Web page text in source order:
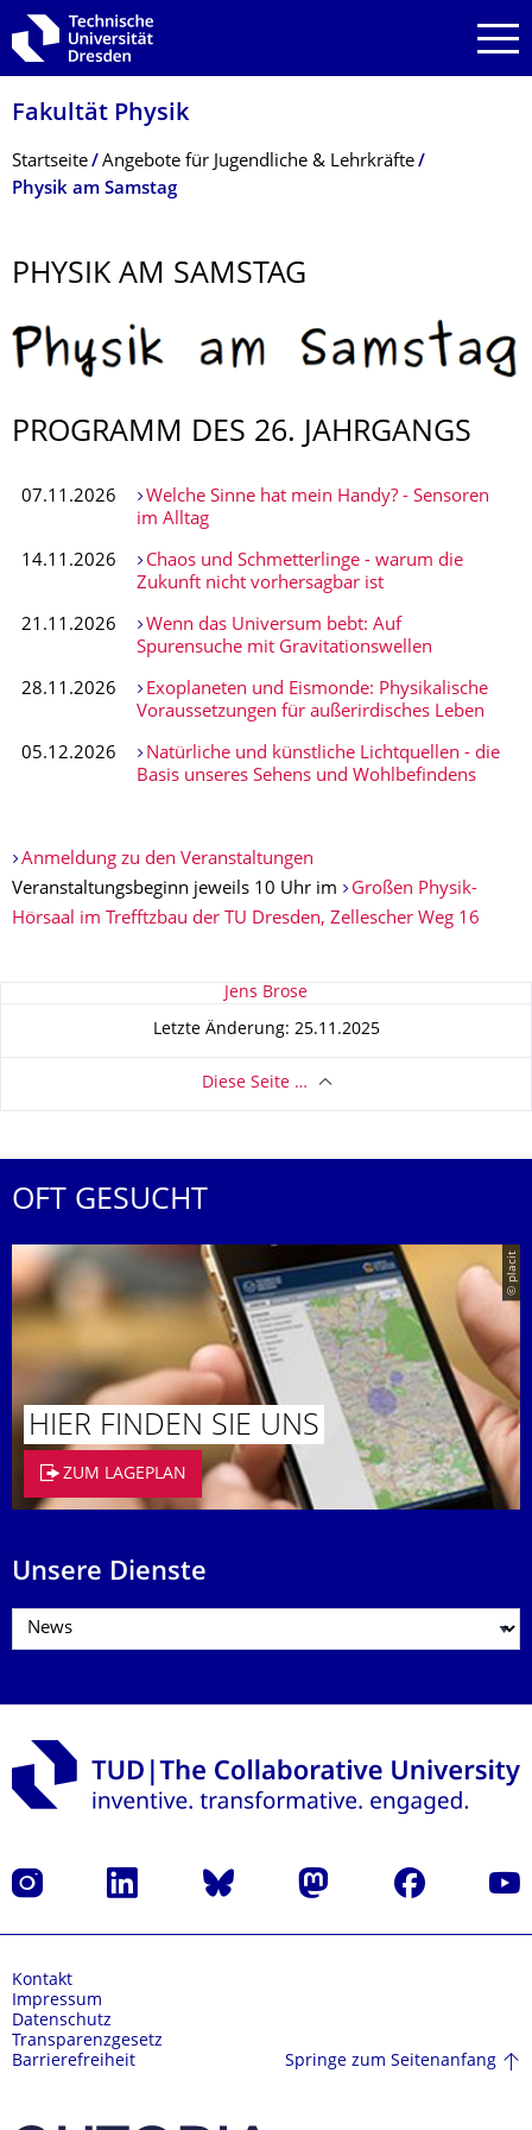
Zur Hauptnavigation springen
Zur Suche springen
Zum Inhalt springen
Fakultät Physik
Breadcrumb-Menü
Startseite
Angebote für Jugendliche & Lehrkräfte
Physik am Samstag
PHYSIK AM SAMSTAG
PROGRAMM DES 26. JAHRGANGS
07.11.2026
Welche Sinne hat mein Handy? - Sensoren
im Alltag
14.11.2026
Chaos und Schmetterlinge - warum die
Zukunft nicht vorhersagbar ist
21.11.2026
Wenn das Universum bebt: Auf
Spurensuche mit Gravitationswellen
28.11.2026
Exoplaneten und Eismonde: Physikalische
Voraussetzungen für außerirdisches Leben
05.12.2026
Natürliche und künstliche Lichtquellen - die
Basis unseres Sehens und Wohlbefindens
Anmeldung zu den Veranstaltungen
Veranstaltungsbeginn jeweils 10 Uhr im
Großen Physik-
Hörsaal im Trefftzbau der TU Dresden, Zellescher Weg 16
Zu dieser Seite Jens Brose
Letzte Änderung: 25.11.2025
Diese Seite …
OFT GESUCHT
© placit
HIER FINDEN SIE UNS
ZUM LAGEPLAN
Unsere Dienste
Instagram LinkedIn Bluesky Mastodon Facebook
Kontakt
Impressum
Datenschutz
Transparenzgesetz
Barrierefreiheit
Springe zum Seitenanfang